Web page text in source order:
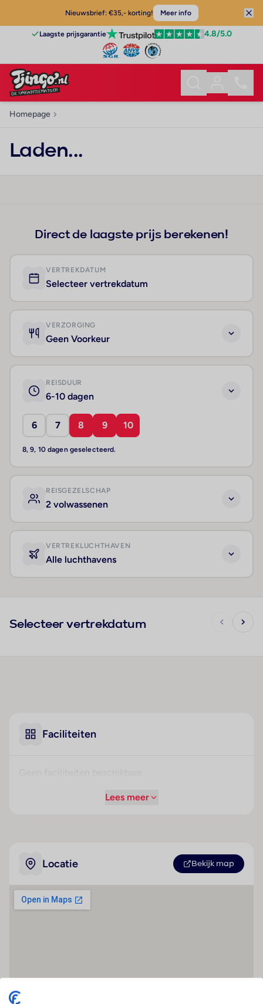
Nieuwsbrief: €35,- korting! Meer info
Laagste prijsgarantie 4.8/5.0
Homepage
Laden...
Direct de laagste prijs berekenen!
VERTREKDATUM
Selecteer vertrekdatum
VERZORGING
Geen Voorkeur
REISDUUR
6-10 dagen
6 7 8 9 10
8, 9, 10 dagen geselecteerd.
REISGEZELSCHAP
2 volwassenen
VERTREKLUCHTHAVEN
Alle luchthavens
Selecteer vertrekdatum
Faciliteiten
Lees meer
Locatie Bekijk map